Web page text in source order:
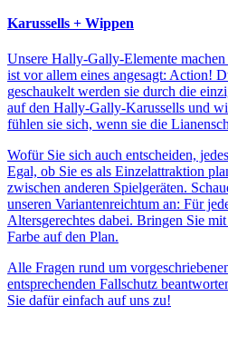
Karussells + Wippen
Unsere Hally-Gally-Elemente
ist vor allem eines angesagt: Action!
geschaukelt werden sie durch die
auf den Hally-Gally-Karussells und
fühlen sie sich, wenn sie die
Wofür Sie sich auch entscheiden,
Egal, ob Sie es als Einzelattraktion
zwischen anderen Spielgeräten.
unseren Variantenreichtum an: Für
Altersgerechtes dabei. Bringen Sie
Farbe auf den Plan.
Alle Fragen rund um
entsprechenden Fallschutz
Sie dafür einfach auf uns zu!